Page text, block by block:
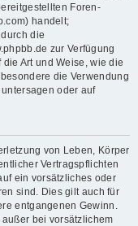
Foren-
handelt;
die
zur Verfügung
Art und Weise, wie die
die Verwendung
oder auf
von Leben, Körper
Vertragspflichten
ein vorsätzliches oder
sind. Dies gilt auch für
entgangenen Gewinn.
bei vorsätzlichem